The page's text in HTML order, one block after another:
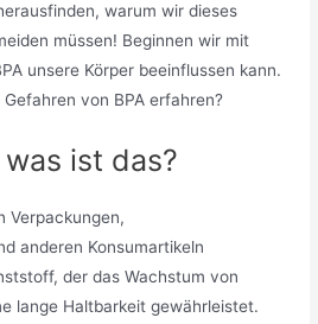
warum wir dieses
müssen! Beginnen wir mit
unsere Körper beeinflussen kann.
von BPA erfahren?
ist das?
Verpackungen,
anderen Konsumartikeln
der das Wachstum von
lange Haltbarkeit gewährleistet.